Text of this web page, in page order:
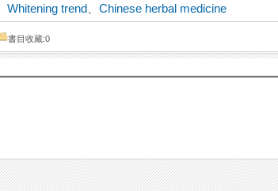
、Whitening trend 、Chinese herbal medicine
書目收藏:0